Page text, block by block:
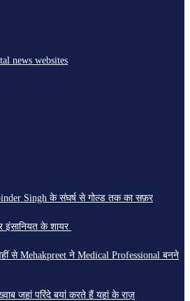
news websites
Singh के संघर्ष से गोल्ड तक का सफ़र
इंसानियत के शायर
से Mehakpreet ने Medical Professional बनने
जहां परिंदे बयां करते हैं यहां के राज़